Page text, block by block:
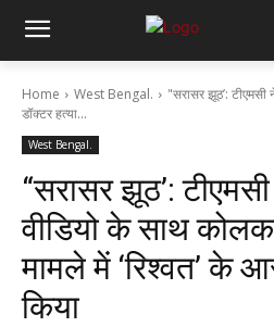
Home West Bengal.
"सरासर झूठ’: टीएमसी
डॉक्टर हत्या...
West Bengal.
“सरासर झूठ’:
वीडियो के साथ
मामले में ‘रिश्वत’ के
किया